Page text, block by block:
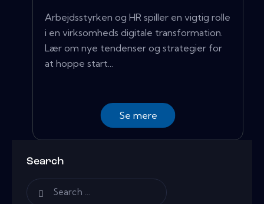
Arbejdsstyrken og HR spiller en vigtig rolle
i en virksomheds digitale transformation.
Lær om nye tendenser og strategier for
at hoppe start...
Se mere
Search